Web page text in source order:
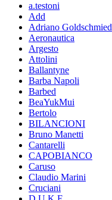
a.testoni
Add
Adriano Goldschmied
Aeronautica
Argesto
Attolini
Ballantyne
Barba Napoli
Barbed
BeaYukMui
Bertolo
BILANCIONI
Bruno Manetti
Cantarelli
CAPOBIANCO
Caruso
Claudio Marini
Cruciani